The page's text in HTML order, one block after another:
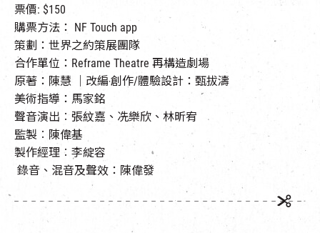
票價: $150
購票方法： NF Touch app
策劃：世界之約策展團隊
合作單位：Reframe Theatre 再構造劇場
原著：陳慧 ｜改編‧創作/體驗設計：甄拔濤
美術指導：馬家銘
聲音演出︰張紋嘉、冼樂欣、林昕宥
監製︰陳偉基
製作經理︰李綻容
錄音、混音及聲效：陳偉發